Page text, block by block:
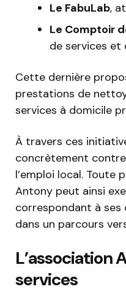
Le FabuLab,
Le Comptoir
de services et
Cette dernière
prestations de
services à domicile
À travers ces
concrètement
l’emploi local. Toute
Antony peut ainsi
correspondant à ses
dans un parcours
L’association
services